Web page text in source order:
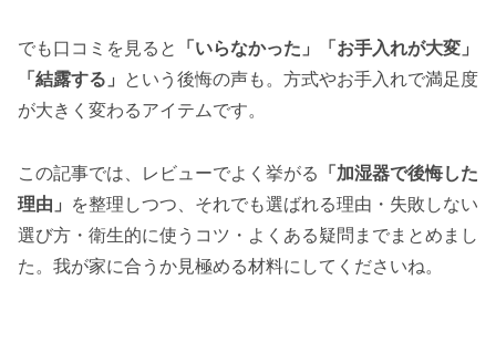
でも口コミを見ると
「いらなかった」「お手入れが大変」
「結露する」
という後悔の声も。方式やお手入れで満足度
が大きく変わるアイテムです。
この記事では、レビューでよく挙がる
「加湿器で後悔した
理由」
を整理しつつ、それでも選ばれる理由・失敗しない
選び方・衛生的に使うコツ・よくある疑問までまとめまし
た。我が家に合うか見極める材料にしてくださいね。